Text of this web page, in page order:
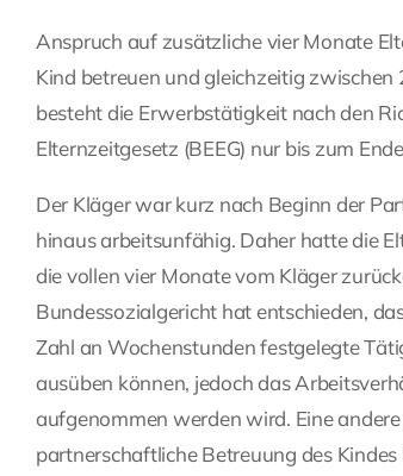
Anspruch auf zusätzliche vier Monate
Kind betreuen und gleichzeitig
besteht die Erwerbstätigkeit nach den
Elternzeitgesetz (BEEG) nur bis zum
Der Kläger war kurz nach Beginn der
hinaus arbeitsunfähig. Daher hatte die
die vollen vier Monate vom Kläger
Bundessozialgericht hat entschieden,
Zahl an Wochenstunden festgelegte
ausüben können, jedoch das
aufgenommen werden wird. Eine
partnerschaftliche Betreuung des